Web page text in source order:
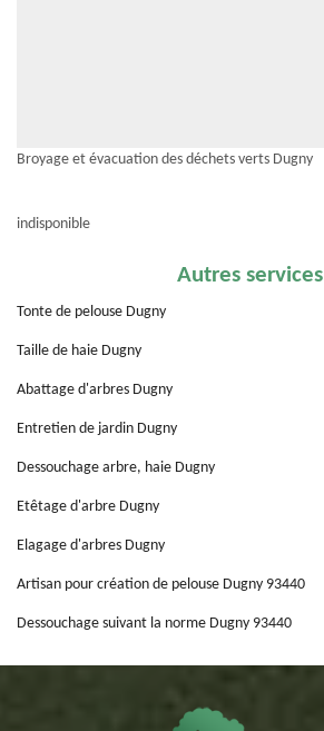
Broyage et évacuation des déchets verts Dugny
indisponible
Autres services
Tonte de pelouse Dugny
Taille de haie Dugny
Abattage d'arbres Dugny
Entretien de jardin Dugny
Dessouchage arbre, haie Dugny
Etêtage d'arbre Dugny
Elagage d'arbres Dugny
Artisan pour création de pelouse Dugny 93440
Dessouchage suivant la norme Dugny 93440